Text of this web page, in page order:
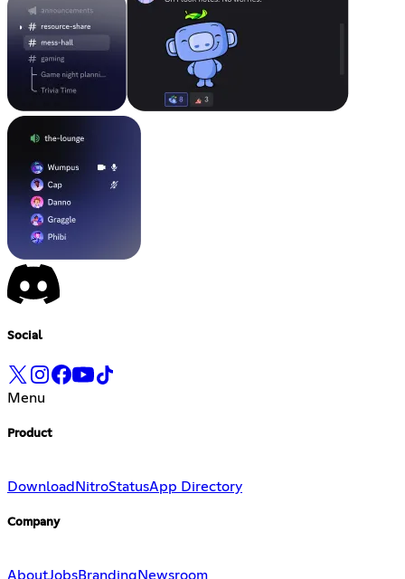
Social
Menu
Product
Download NitroStatusApp Directory
Company
AboutJobsBranding Newsroom